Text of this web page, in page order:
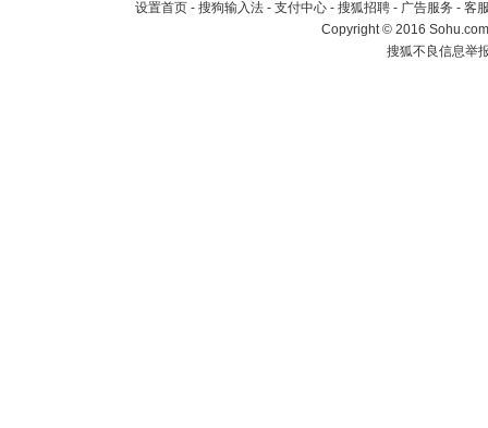
设置首页 - 搜狗输入法 - 支付中心 - 搜狐招聘 - 广告服务 - 客
Copyright©2016
搜狐不良信息举